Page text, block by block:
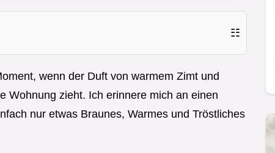
☷
wenn der Duft von warmem Zimt und
Wohnung zieht. Ich erinnere mich an einen
nur etwas Braunes, Warmes und Tröstliches